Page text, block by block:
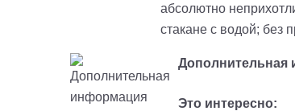
абсолютно
стакане с водой; без
Дополнительная
Это интересно: